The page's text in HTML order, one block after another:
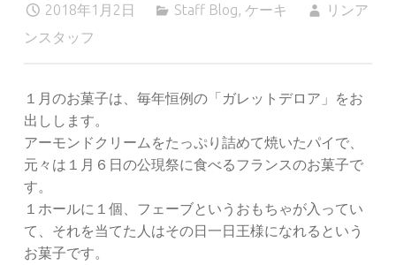
2018年1月2日 Staff Blog, ケーキ
リンア
ンスタッフ
１月のお菓子は、毎年恒例の「ガレットデロア」をお
出しします。
アーモンドクリームをたっぷり詰めて焼いたパイで、
元々は１月６日の公現祭に食べるフランスのお菓子で
す。
１ホールに１個、フェーブというおもちゃが入ってい
て、それを当てた人はその日一日王様になれるという
お菓子です。